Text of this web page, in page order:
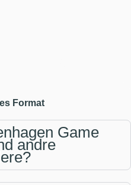
Format
Game
andre